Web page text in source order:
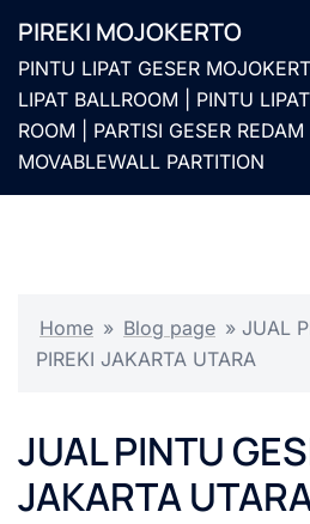
kePIREKI MOJOKERTO
PINTU LIPAT GESER
LIPAT BALLROOM | PINTU
ROOM | PARTISI GESER REDAM |
MOVABLEWALL PARTITION
Home » Blog page » JUAL
PIREKI JAKARTA UTARA
JUAL PINTU
JAKARTA